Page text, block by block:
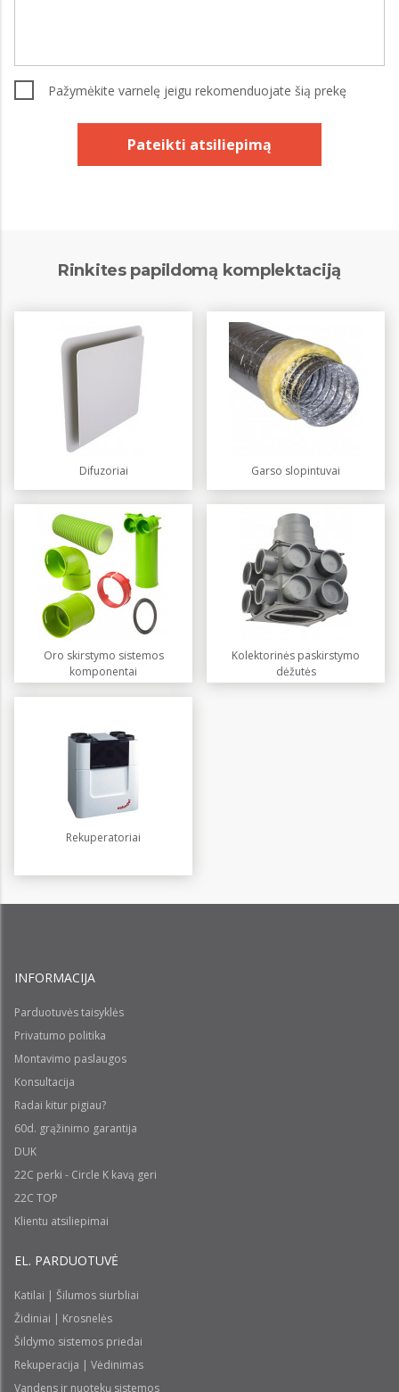
Pažymėkite varnelę jeigu rekomenduojate šią prekę
Pateikti atsiliepimą
Rinkites papildomą komplektaciją
Difuzoriai Garso slopintuvai
Oro skirstymo sistemos
komponentai
Kolektorinės paskirstymo
dėžutės
Rekuperatoriai
INFORMACIJA
Parduotuvės taisyklės
Privatumo politika
Montavimo paslaugos
Konsultacija
Radai kitur pigiau?
60d. grąžinimo garantija
DUK
22C perki - Circle K kavą geri
22C TOP
Klientu atsiliepimai
EL. PARDUOTUVĖ
Katilai | Šilumos siurbliai
Židiniai | Krosnelės
Šildymo sistemos priedai
Rekuperacija | Vėdinimas
Vandens ir nuotekų sistemos